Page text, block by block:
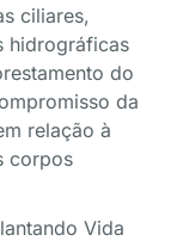
ciliares,
hidrográficas
do
da
relação à
corpos
Vida